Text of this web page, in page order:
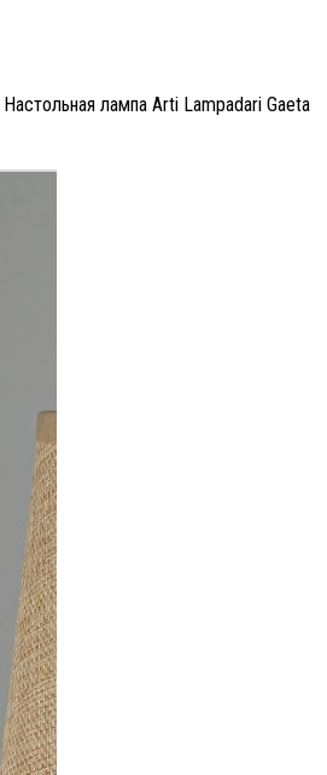
Настольная лампа Arti Lampadari Gaeta